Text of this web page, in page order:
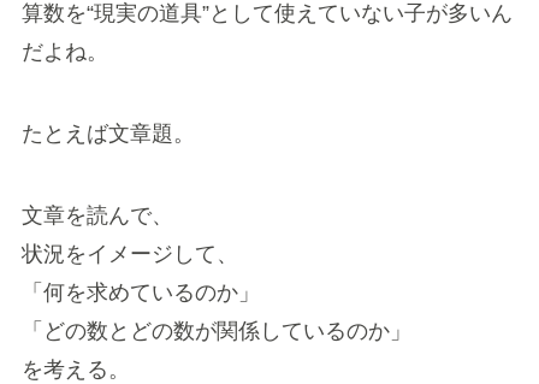
算数を“現実の道具”として使えていない子が多いん
だよね。
たとえば文章題。
文章を読んで、
状況をイメージして、
「何を求めているのか」
「どの数とどの数が関係しているのか」
を考える。